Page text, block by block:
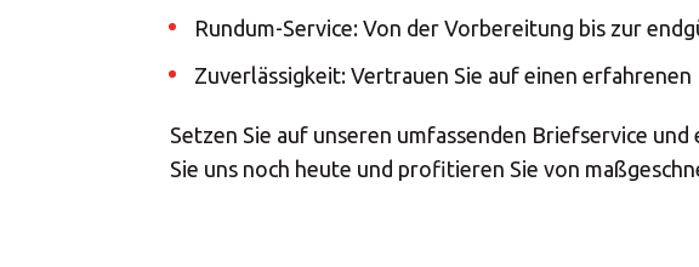
Rundum-Service: Von der Vorbereitung bis zur
Zuverlässigkeit: Vertrauen Sie auf einen
Setzen Sie auf unseren umfassenden Briefservice
Sie uns noch heute und profitieren Sie von